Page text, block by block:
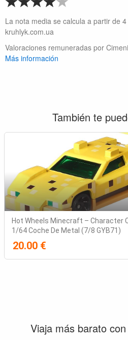
La nota media se calcula a partir de
kruhlyk.com.ua
Valoraciones remuneradas por
Más información
También te
Hot Wheels Minecraft – Character
1/64 Coche De Metal (7/8 GYB71)
20.00 €
Viaja más barato